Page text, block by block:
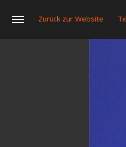
Zurück zur Website